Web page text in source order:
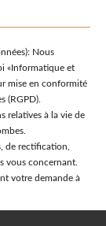
Nous
«Informatique et
mise en conformité
(RGPD).
relatives à la vie de
de rectification,
vous concernant.
votre demande à